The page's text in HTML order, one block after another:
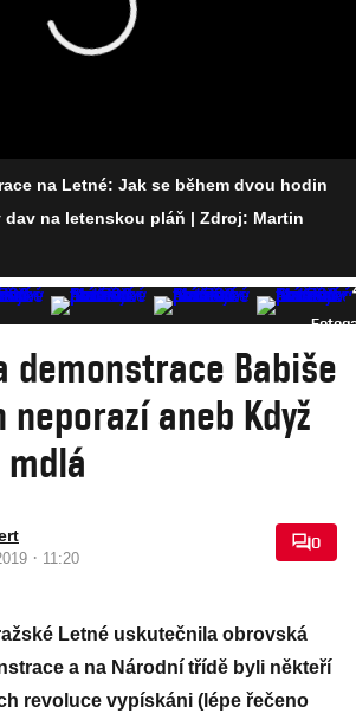
na Letné: Jak se během dvou hodin
na letenskou pláň | Zdroj: Martin
demonstrace Babiše
neporazí aneb Když
· 11:20
0
Letné uskutečnila obrovská
a na Národní třídě byli někteří
revoluce vypískáni (lépe řečeno